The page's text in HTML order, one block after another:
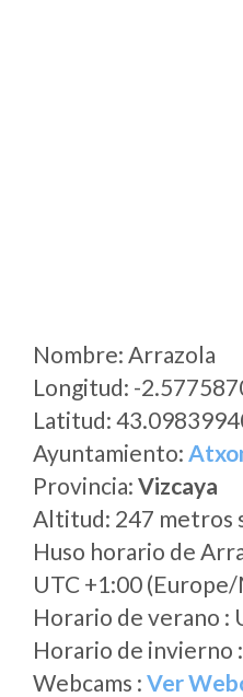
Nombre: Arrazola
Longitud: -
Latitud:
Ayuntamiento:
Provincia: Vizcaya
Altitud: 247 metros
Huso horario de
UTC +1:00
Horario de verano :
Horario de invierno
Webcams : Ver